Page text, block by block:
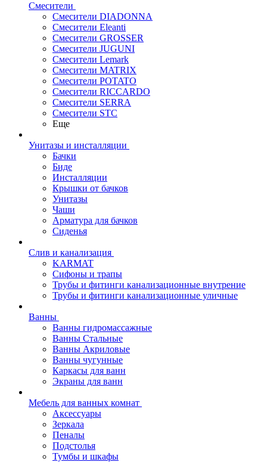
Смесители
Смесители DIADONNA
Смесители Eleanti
Смесители GROSSER
Смесители JUGUNI
Смесители Lemark
Смесители MATRIX
Смесители POTATO
Смесители RICCARDO
Смесители SERRA
Смесители STC
Еще
Унитазы и инсталляции
Бачки
Биде
Инсталляции
Крышки от бачков
Унитазы
Чаши
Арматура для бачков
Сиденья
Слив и канализация
KARMAT
Сифоны и трапы
Трубы и фитинги канализационные внутрение
Трубы и фитинги канализационные уличные
Ванны
Ванны гидромассажные
Ванны Стальные
Ванны Акриловые
Ванны чугунные
Каркасы для ванн
Экраны для ванн
Мебель для ванных комнат
Аксессуары
Зеркала
Пеналы
Подстолья
Тумбы и шкафы